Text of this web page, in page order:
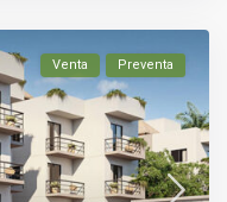
Venta Preventa